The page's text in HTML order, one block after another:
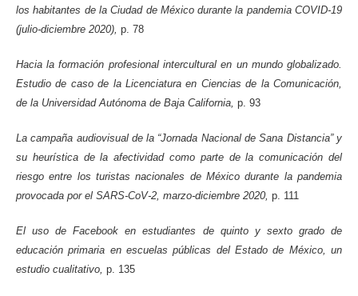
los habitantes de la Ciudad de México durante la pandemia COVID-19
(julio-diciembre 2020), p. 78
Hacia la formación profesional intercultural en un mundo globalizado.
Estudio de caso de la Licenciatura en Ciencias de la Comunicación,
de la Universidad Autónoma de Baja California, p. 93
La campaña audiovisual de la “Jornada Nacional de Sana Distancia” y
su heurística de la afectividad como parte de la comunicación del
riesgo entre los turistas nacionales de México durante la pandemia
provocada por el SARS-CoV-2, marzo-diciembre 2020, p. 111
El uso de Facebook en estudiantes de quinto y sexto grado de
educación primaria en escuelas públicas del Estado de México, un
estudio cualitativo, p. 135